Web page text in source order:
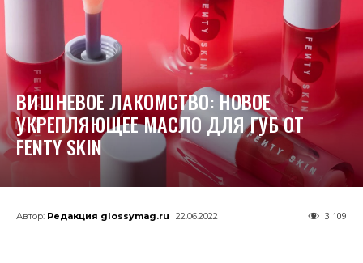
ВИШНЕВОЕ ЛАКОМСТВО: НОВОЕ
УКРЕПЛЯЮЩЕЕ МАСЛО ДЛЯ ГУБ ОТ
FENTY SKIN
Автор: Редакция glossymag.ru 22.06.2022 3 109